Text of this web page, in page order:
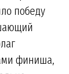
победу
финиша,